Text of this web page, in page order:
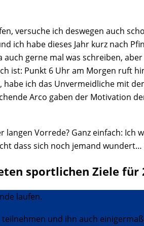
versuche ich deswegen auch
ich habe dieses Jahr kurz nach
gerne mal was schreiben,
ist: Punkt 6 Uhr am Morgen ruft
habe ich das Unvermeidliche mit
Arco gaben der Motivation
langen Vorrede? Ganz einfach:
dass sich noch jemand wundert…
sportlichen Ziele für
laufen.
teilnehmen und ihn auch